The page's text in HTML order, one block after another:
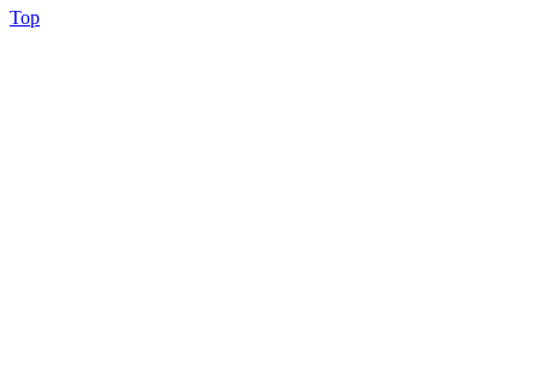
Top